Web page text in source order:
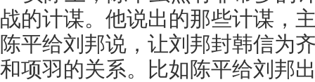
战的计谋。他说出的那些计谋，
陈平给刘邦说，让刘邦封韩信为
和项羽的关系。比如陈平给刘邦